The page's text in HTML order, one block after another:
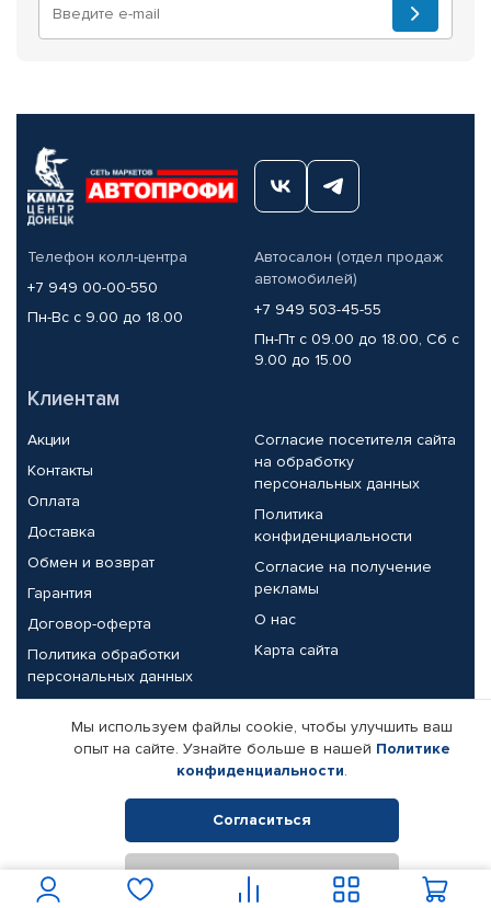
Телефон колл-центра
+7 949 00-00-550
Пн-Вс с 9.00 до 18.00
Автосалон (отдел продаж
автомобилей)
+7 949 503-45-55
Пн-Пт с 09.00 до 18.00, Сб с
9.00 до 15.00
Клиентам
Акции
Контакты
Оплата
Доставка
Обмен и возврат
Гарантия
Договор-оферта
Политика обработки
персональных данных
Согласие посетителя сайта
на обработку
персональных данных
Политика
конфиденциальности
Согласие на получение
рекламы
О нас
Карта сайта
Партнерам
Корпоративным клиентам
Поставщикам
Реквизиты компании
© КАМАЗ ЦЕНТР ДОНЕЦК, 2015-2026. Все права защищены.
Интернет-магазин автомобильных товаров Автопрофи.
Мы используем файлы cookie, чтобы улучшить ваш
опыт на сайте. Узнайте больше в нашей Политике
конфиденциальности.
Согласиться
Отклонить